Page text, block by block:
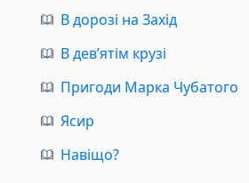
В дорозі на Захід
В дев’ятім крузі
Пригоди Марка Чубатого
Ясир
Навіщо?